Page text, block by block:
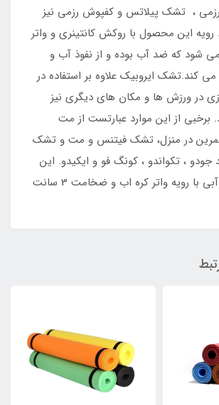
، تشک پیلاتس و کفپوش رزمی نیز
این محصول با روکش کانتینری و واتر
شود که ضد آب بوده و از نفوذ آب و
کند.تشک ایروبیک علاوه بر استفاده در
در ورزش ها و مکان های دیگری نیز
برخبی از این موارد عبارتست از مت
در منزل، تشک فیتنس و مت و تشک
، تکواندو ، کونگ فو و ایکیدو. این
محصول در رنگ آبی با رویه واتر کره اب و ضخامت 3 سانت